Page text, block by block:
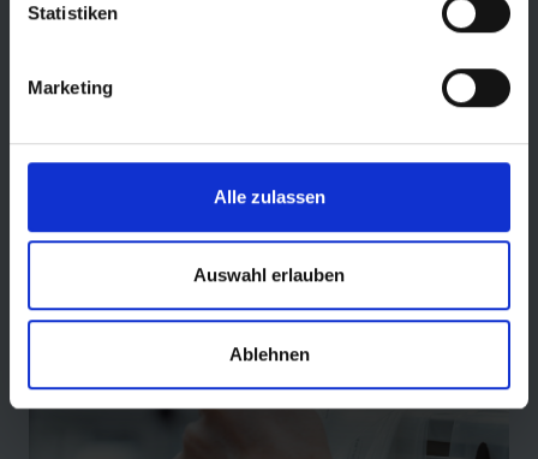
Statistiken
Marketing
Alle zulassen
Auswahl erlauben
Ablehnen
CONSULENTE PER GLI
BICICLETTE
Trovate lo pneumatico giusto per la vostra bicicletta e
trovare la giusta pneumatica